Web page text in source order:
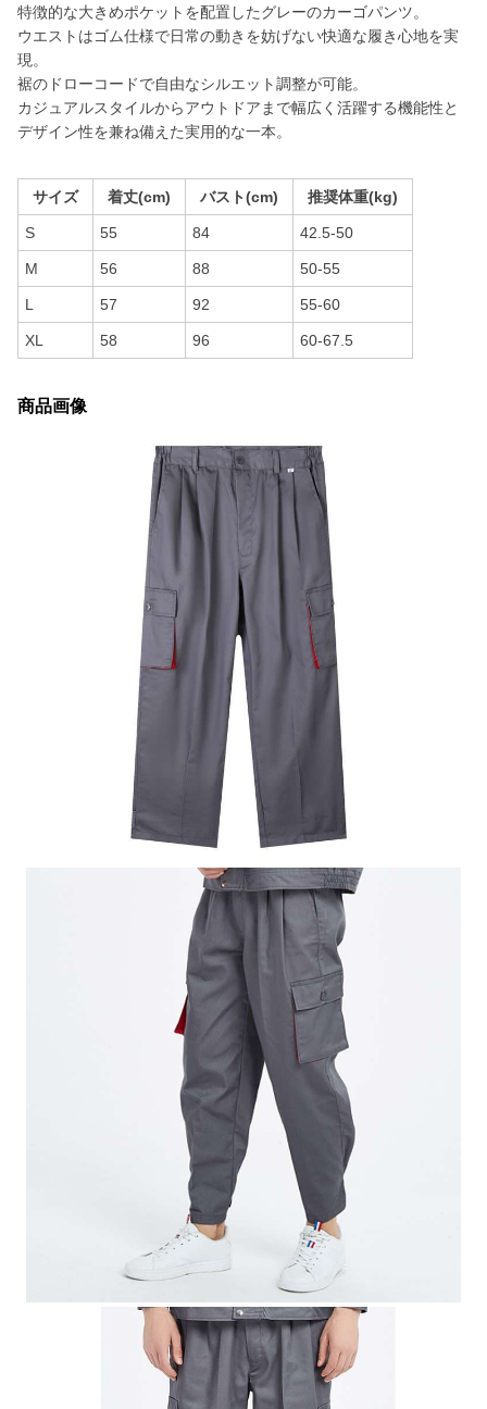
特徴的な大きめポケットを配置したグレーのカーゴパンツ。
ウエストはゴム仕様で日常の動きを妨げない快適な履き心地を実
現。
裾のドローコードで自由なシルエット調整が可能。
カジュアルスタイルからアウトドアまで幅広く活躍する機能性と
デザイン性を兼ね備えた実用的な一本。
サイズ 着丈(cm) バスト(cm) 推奨体重(kg)
S 55 84 42.5-50
M 56 88 50-55
L 57 92 55-60
XL 58 96 60-67.5
商品画像